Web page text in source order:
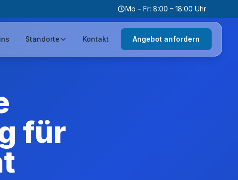
Mo – Fr: 8:00 – 18:00 Uhr
Standorte Kontakt Angebot anfordern
für